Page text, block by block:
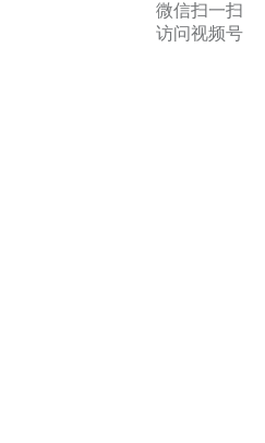
微信扫一扫
访问视频号